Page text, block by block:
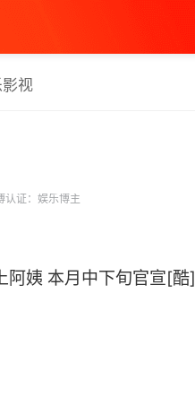
影视
认证：娱乐博主
阿姨 本月中下旬官宣[酷]